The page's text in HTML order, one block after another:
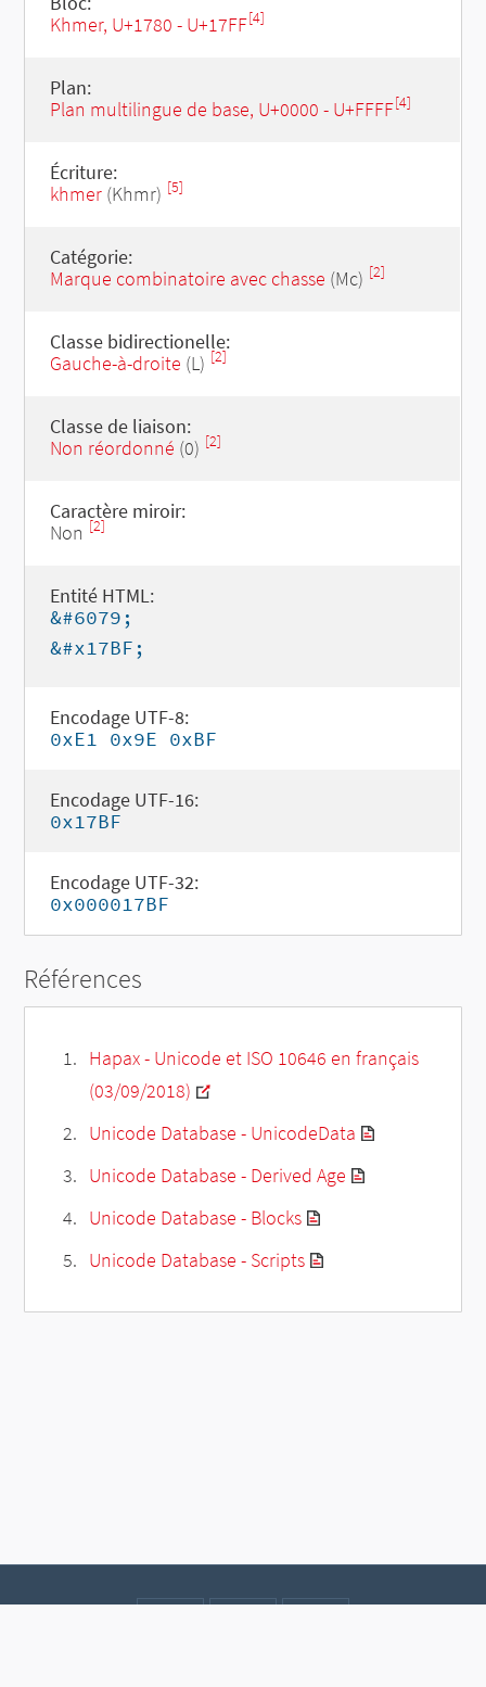
Khmer, U+1780 - U+17FF[4]
Plan:
Plan multilingue de base, U+0000 - U+FFFF[4]
Écriture:
khmer(Khmr) [5]
Catégorie:
Marque combinatoire avec chasse (Mc) [2]
Classe bidirectionelle:
Gauche-à-droite (L) [2]
Classe de liaison:
Non réordonné (0) [2]
Caractère miroir:
Non [2]
Entité HTML:
&#6079;
&#x17BF;
Encodage UTF-8:
0xE1 0x9E 0xBF
Encodage UTF-16:
0x17BF
Encodage UTF-32:
0x000017BF
Références
Hapax - Unicode et ISO 10646 en français
(03/09/2018)
Unicode Database - UnicodeData
Unicode Database - Derived Age
Unicode Database - Blocks
Unicode Database - Scripts